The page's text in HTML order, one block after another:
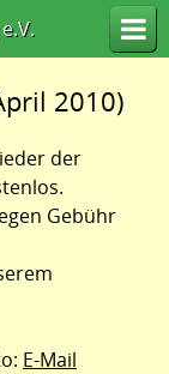
2010)
der
Gebühr
E-Mail